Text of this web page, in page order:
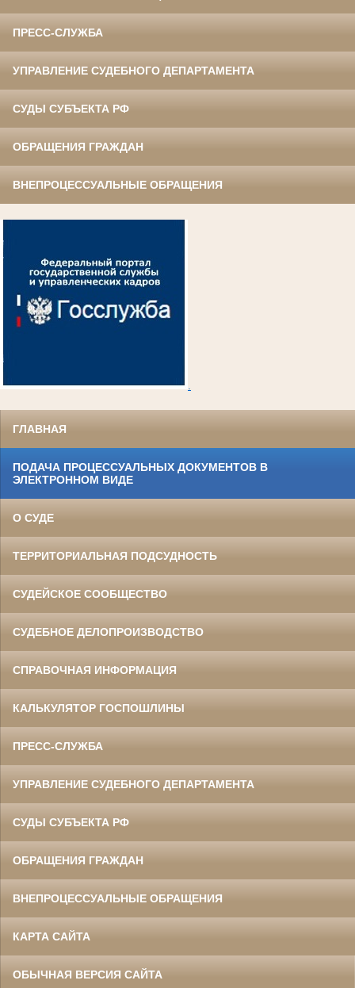
ПРЕСС-СЛУЖБА
УПРАВЛЕНИЕ СУДЕБНОГО ДЕПАРТАМЕНТА
СУДЫ СУБЪЕКТА РФ
ОБРАЩЕНИЯ ГРАЖДАН
ВНЕПРОЦЕССУАЛЬНЫЕ ОБРАЩЕНИЯ
.
ГЛАВНАЯ
ПОДАЧА ПРОЦЕССУАЛЬНЫХ ДОКУМЕНТОВ В
ЭЛЕКТРОННОМ ВИДЕ
О СУДЕ
ТЕРРИТОРИАЛЬНАЯ ПОДСУДНОСТЬ
СУДЕЙСКОЕ СООБЩЕСТВО
СУДЕБНОЕ ДЕЛОПРОИЗВОДСТВО
СПРАВОЧНАЯ ИНФОРМАЦИЯ
КАЛЬКУЛЯТОР ГОСПОШЛИНЫ
ПРЕСС-СЛУЖБА
УПРАВЛЕНИЕ СУДЕБНОГО ДЕПАРТАМЕНТА
СУДЫ СУБЪЕКТА РФ
ОБРАЩЕНИЯ ГРАЖДАН
ВНЕПРОЦЕССУАЛЬНЫЕ ОБРАЩЕНИЯ
КАРТА САЙТА
ОБЫЧНАЯ ВЕРСИЯ САЙТА